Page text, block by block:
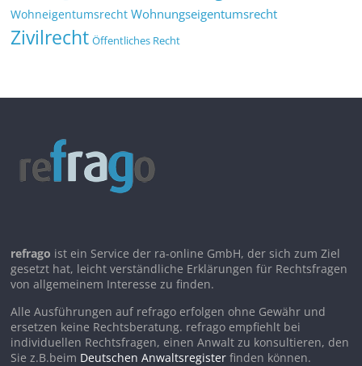
Wohneigentumsrecht Wohnungseigentumsrecht
Zivilrecht Öffentliches Recht
refrago ist ein Service der ra-online GmbH, der sich zum Ziel
gesetzt hat, leicht verständliche Erklärungen für Rechtsfragen
von allgemeinem Interesse zu finden.
Alle Ausführungen auf refrago erfolgen ohne Gewähr und
ersetzen keine Rechtsberatung. refrago empfiehlt bei
individuellen Rechtsfragen, einen Anwalt zu konsultieren, den
Sie z.B.beim Deutschen Anwaltsregister finden können.